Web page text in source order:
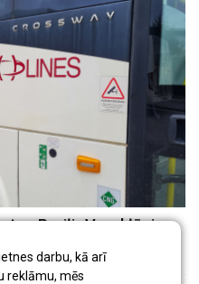
darbu, kā arī
reklāmu, mēs
Preiļi–Varakļāni un
izmaiņas